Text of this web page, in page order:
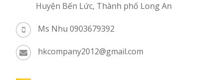
Huyện Bến Lức, Thành phố Long An
Ms Nhu 0903679392
hkcompany2012@gmail.com